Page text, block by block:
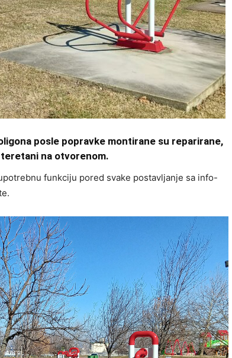
posle popravke montirane su reparirane,
na otvorenom.
funkciju pored svake postavljanje sa info-